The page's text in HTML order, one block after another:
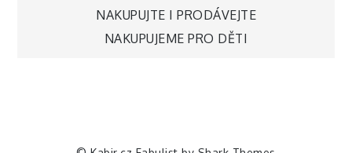
Navigace
NAKUPUJTE I PRODÁVEJTE
NAKUPUJEME PRO DĚTI